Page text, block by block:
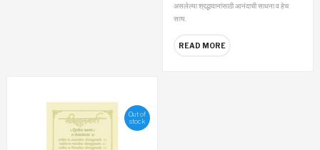
असलेल्या श्रद्धावानांसाठी आनंदाची साधना व हेच
सत्य.
READ MORE
Out of
stock